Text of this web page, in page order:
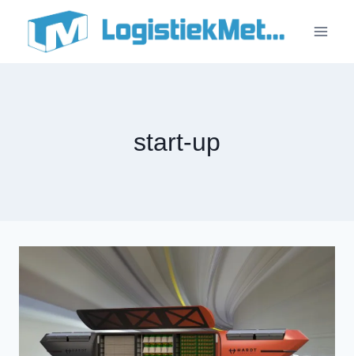
Doorgaan
inhoud
start-up